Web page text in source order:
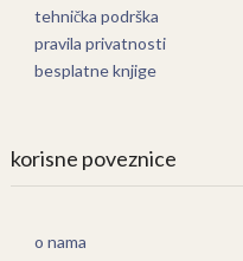
tehnička podrška
pravila privatnosti
besplatne knjige
korisne poveznice
o nama